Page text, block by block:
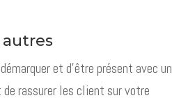
et d’être présent avec un
rassurer les client sur votre